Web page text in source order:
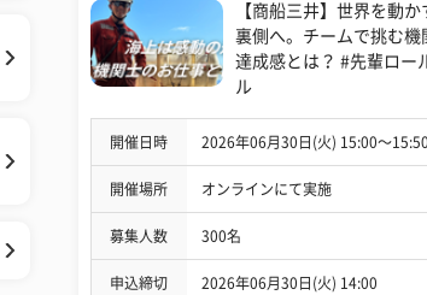
【商船三井】世界を動か
裏側へ。チームで挑む機
達成感とは？ #先輩ロー
ル
開催日時 2026年06月30日(火) 15:00〜15:50
開催場所 オンラインにて実施
募集人数 300名
申込締切 2026年06月30日(火) 14:00